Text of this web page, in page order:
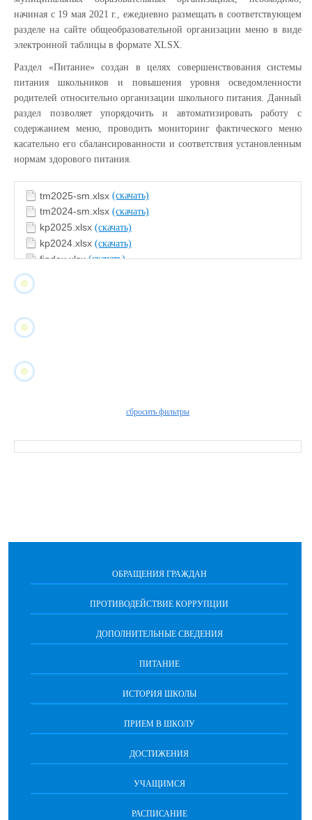
начиная с 19 мая 2021 г., ежедневно размещать в соответствующем
разделе на сайте общеобразовательной организации меню в виде
электронной таблицы в формате XLSX.
Раздел «Питание» создан в целях совершенствования системы
питания школьников и повышения уровня осведомленности
родителей относительно организации школьного питания. Данный
раздел позволяет упорядочить и автоматизировать работу с
содержанием меню, проводить мониторинг фактического меню
касательно его сбалансированности и соответствия установленным
нормам здорового питания.
tm2025-sm.xlsx (скачать)
tm2024-sm.xlsx (скачать)
kp2025.xlsx (скачать)
kp2024.xlsx (скачать)
findex.xlsx(скачать)
сбросить фильтры
ОБРАЩЕНИЯ ГРАЖДАН
ПРОТИВОДЕЙСТВИЕ КОРРУПЦИИ
ДОПОЛНИТЕЛЬНЫЕ СВЕДЕНИЯ
ПИТАНИЕ
ИСТОРИЯ ШКОЛЫ
ПРИЕМ В ШКОЛУ
ДОСТИЖЕНИЯ
УЧАЩИМСЯ
РАСПИСАНИЕ